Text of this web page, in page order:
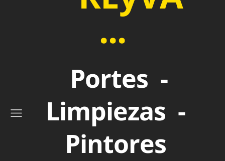
···
Portes -
Limpiezas -
Pintores